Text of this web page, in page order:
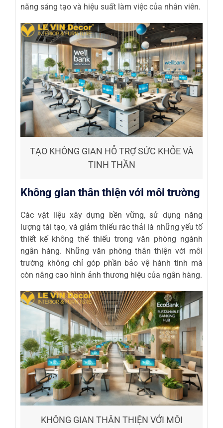
năng sáng tạo và hiệu suất làm việc của nhân viên.
TẠO KHÔNG GIAN HỖ TRỢ SỨC KHỎE VÀ
TINH THẦN
Không gian thân thiện với môi trường
Các vật liệu xây dựng bền vững, sử dụng năng
lượng tái tạo, và giảm thiểu rác thải là những yếu tố
thiết kế không thể thiếu trong văn phòng ngành
ngân hàng. Những văn phòng thân thiện với môi
trường không chỉ góp phần bảo vệ hành tinh mà
còn nâng cao hình ảnh thương hiệu của ngân hàng.
KHÔNG GIAN THÂN THIỆN VỚI MÔI